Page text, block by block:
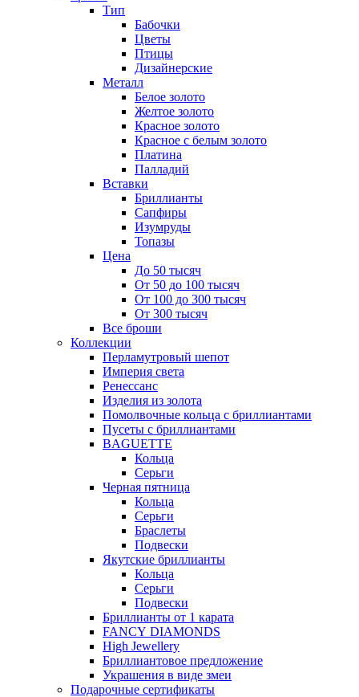
Тип
Бабочки
Цветы
Птицы
Дизайнерские
Металл
Белое золото
Желтое золото
Красное золото
Красное с белым золото
Платина
Палладий
Вставки
Бриллианты
Сапфиры
Изумруды
Топазы
Цена
До 50 тысяч
От 50 до 100 тысяч
От 100 до 300 тысяч
От 300 тысяч
Все броши
Коллекции
Перламутровый шепот
Империя света
Ренессанс
Изделия из золота
Помолвочные кольца с бриллиантами
Пусеты с бриллиантами
BAGUETTE
Кольца
Серьги
Черная пятница
Кольца
Серьги
Браслеты
Подвески
Якутские бриллианты
Кольца
Серьги
Подвески
Бриллианты от 1 карата
FANCY DIAMONDS
High Jewellery
Бриллиантовое предложение
Украшения в виде змеи
Подарочные сертификаты